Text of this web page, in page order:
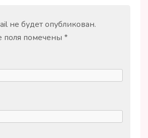
не будет опубликован.
поля помечены *